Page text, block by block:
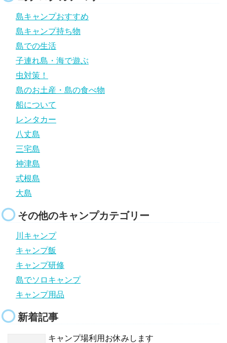
島キャンプおすすめ
島キャンプ持ち物
島での生活
子連れ島・海で遊ぶ
虫対策！
島のお土産・島の食べ物
船について
レンタカー
八丈島
三宅島
神津島
式根島
大島
その他のキャンプカテゴリー
川キャンプ
キャンプ飯
キャンプ研修
島でソロキャンプ
キャンプ用品
新着記事
キャンプ場利用お休みします